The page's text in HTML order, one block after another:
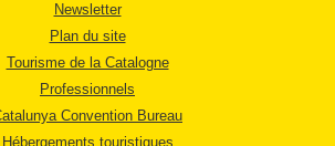
Newsletter
Plan du site
Tourisme de la Catalogne
Professionnels
Convention Bureau
Hébergements touristiques